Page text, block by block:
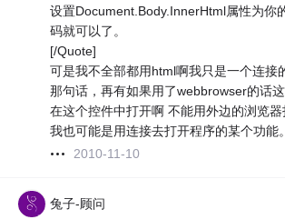
设置Document.Body.InnerHtml属性为你
码就可以了。
[/Quote]
可是我不全部都用html啊我只是一个连接
那句话，再有如果用了webbrowser的话
在这个控件中打开啊 不能用外边的浏览
我也可能是用连接去打开程序的某个功能。
2010-11-10
兔子-顾问